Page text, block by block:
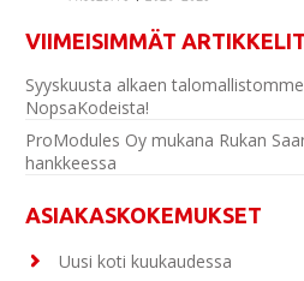
VIIMEISIMMÄT ARTIKKELIT
Syyskuusta alkaen
NopsaKodeista!
ProModules Oy mukana Rukan
hankkeessa
ASIAKASKOKEMUKSET
Uusi koti kuukaudessa